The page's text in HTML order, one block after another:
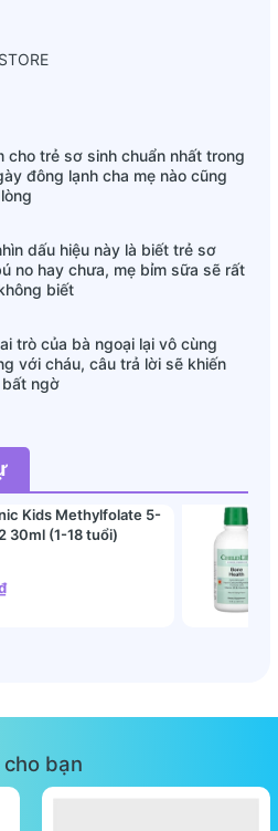
cho trẻ sơ sinh chuẩn nhất trong
đông lạnh cha mẹ nào cũng
dấu hiệu này là biết trẻ sơ
no hay chưa, mẹ bỉm sữa sẽ rất
biết
trò của bà ngoại lại vô cùng
với cháu, câu trả lời sẽ khiến
bất ngờ
Kids Methylfolate 5-
30ml (1-18 tuổi)
bạn